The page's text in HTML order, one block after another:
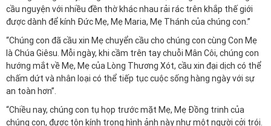
cầu nguyện với nhiều đền thờ khác nhau rải rác trên khắp thế giới
được dành để kính Đức Mẹ, Mẹ Maria, Mẹ Thánh của chúng con.”
“Chúng con đã cầu xin Mẹ chuyển cầu cho chúng con cùng Con Mẹ
là Chúa Giêsu. Mỗi ngày, khi cầm trên tay chuỗi Mân Côi, chúng con
hướng mắt về Mẹ, Mẹ của Lòng Thương Xót, cầu xin đại dịch có thể
chấm dứt và nhân loại có thể tiếp tục cuộc sống hàng ngày với sự
an toàn hơn”.
“Chiều nay, chúng con tụ họp trước mặt Mẹ, Mẹ Đồng trinh của
chúng con, được tôn kính trong hình ảnh này như một người cởi trói.